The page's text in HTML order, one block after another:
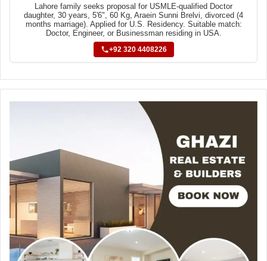
Lahore family seeks proposal for USMLE-qualified Doctor
daughter, 30 years, 5'6", 60 Kg, Araein Sunni Brelvi, divorced (4
months marriage). Applied for U.S. Residency. Suitable match:
Doctor, Engineer, or Businessman residing in USA.
+92 320 4408226